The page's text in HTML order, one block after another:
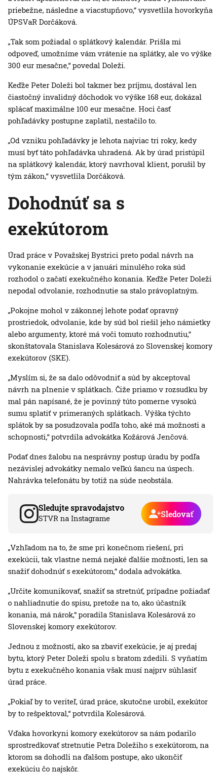
priebežne, následne a viacstupňovo,“ vysvetlila hovorkyňa
ÚPSVaR Dorčáková.
„Tak som požiadal o splátkový kalendár. Prišla mi
odpoveď, umožníme vám vrátenie na splátky, ale vo výške
300 eur mesačne,“ povedal Doleži.
Keďže Peter Doleži bol takmer bez príjmu, dostával len
čiastočný invalidný dôchodok vo výške 168 eur, dokázal
splácať maximálne 100 eur mesačne. Hoci časť
pohľadávky postupne zaplatil, nestačilo to.
„Od vzniku pohľadávky je lehota najviac tri roky, kedy
musí byť táto pohľadávka uhradená. Ak by úrad pristúpil
na splátkový kalendár, ktorý navrhoval klient, porušil by
tým zákon,“ vysvetlila Dorčáková.
Dohodnúť sa s
exekútorom
Úrad práce v Považskej Bystrici preto podal návrh na
vykonanie exekúcie a v januári minulého roka súd
rozhodol o začatí exekučného konania. Keďže Peter Doleži
nepodal odvolanie, rozhodnutie sa stalo právoplatným.
„Pokojne mohol v zákonnej lehote podať opravný
prostriedok, odvolanie, kde by súd bol riešil jeho námietky
alebo argumenty, ktoré má voči tomuto rozhodnutiu,“
skonštatovala Stanislava Kolesárová zo Slovenskej komory
exekútorov (SKE).
„Myslím si, že sa dalo odôvodniť a súd by akceptoval
návrh na plnenie v splátkach. Čiže priamo v rozsudku by
mal pán napísané, že je povinný túto pomerne vysokú
sumu splatiť v primeraných splátkach. Výška týchto
splátok by sa posudzovala podľa toho, aké má možnosti a
schopnosti,“ potvrdila advokátka Kožárová Jenčová.
Podať dnes žalobu na nesprávny postup úradu by podľa
nezávislej advokátky nemalo veľkú šancu na úspech.
Nahrávka telefonátu by totiž na súde neobstála.
Sledujte spravodajstvo
STVR na Instagrame Sledovať
„Vzhľadom na to, že sme pri konečnom riešení, pri
exekúcii, tak vlastne nemá nejaké ďalšie možnosti, len sa
snažiť dohodnúť s exekútorom,“ dodala advokátka.
„Určite komunikovať, snažiť sa stretnúť, prípadne požiadať
o nahliadnutie do spisu, pretože na to, ako účastník
konania, má nárok,“ poradila Stanislava Kolesárová zo
Slovenskej komory exekútorov.
Jednou z možností, ako sa zbaviť exekúcie, je aj predaj
bytu, ktorý Peter Doleži spolu s bratom zdedili. S vyňatím
bytu z exekučného konania však musí najprv súhlasiť
úrad práce.
„Pokiaľ by to veriteľ, úrad práce, skutočne urobil, exekútor
by to rešpektoval,“ potvrdila Kolesárová.
Vďaka hovorkyni komory exekútorov sa nám podarilo
sprostredkovať stretnutie Petra Doležiho s exekútorom, na
ktorom sa dohodli na ďalšom postupe, ako ukončiť
exekúciu čo najskôr.